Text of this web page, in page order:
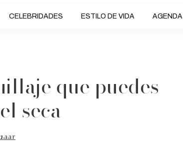
CELEBRIDADES ESTILO DE VIDA AGENDA
que puedes
seca